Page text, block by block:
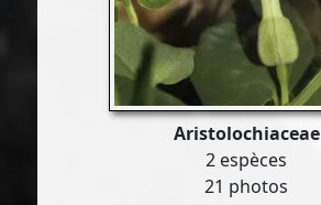
Aristolochiaceae
2 espèces
21 photos